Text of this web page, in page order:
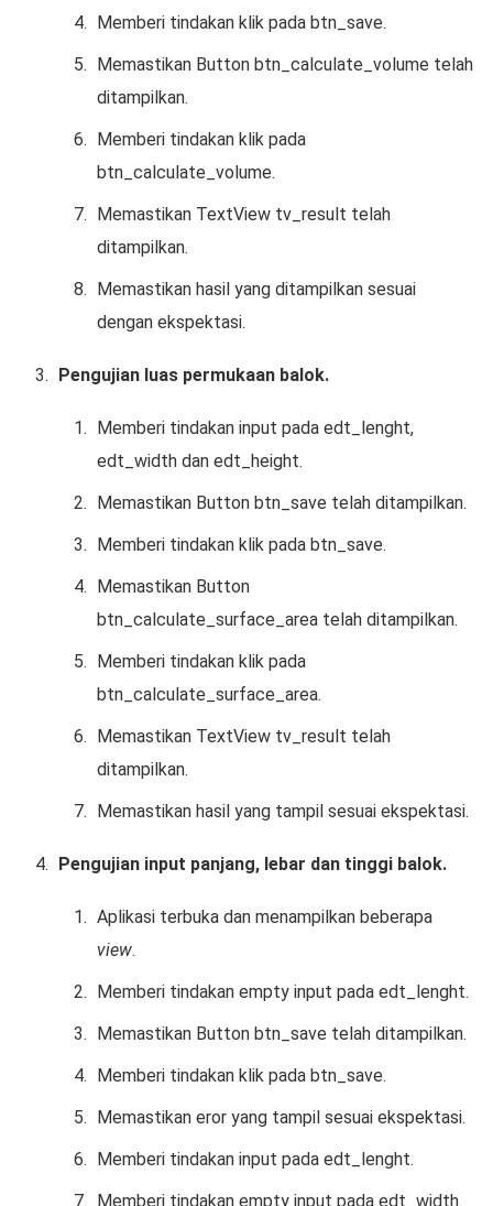
Memberi tindakan klik pada btn_save.
Memastikan Button btn_calculate_volume telah
ditampilkan.
Memberi tindakan klik pada
btn_calculate_volume.
Memastikan TextView tv_result telah
ditampilkan.
Memastikan hasil yang ditampilkan sesuai
dengan ekspektasi.
Pengujian luas permukaan balok.
Memberi tindakan input pada edt_lenght,
edt_width dan edt_height.
Memastikan Button btn_save telah ditampilkan.
Memberi tindakan klik pada btn_save.
Memastikan Button
btn_calculate_surface_area telah ditampilkan.
Memberi tindakan klik pada
btn_calculate_surface_area.
Memastikan TextView tv_result telah
ditampilkan.
Memastikan hasil yang tampil sesuai ekspektasi.
Pengujian input panjang, lebar dan tinggi balok.
Aplikasi terbuka dan menampilkan beberapa
view.
Memberi tindakan empty input pada edt_lenght.
Memastikan Button btn_save telah ditampilkan.
Memberi tindakan klik pada btn_save.
Memastikan eror yang tampil sesuai ekspektasi.
Memberi tindakan input pada edt_lenght.
Memberi tindakan empty input pada edt_width.